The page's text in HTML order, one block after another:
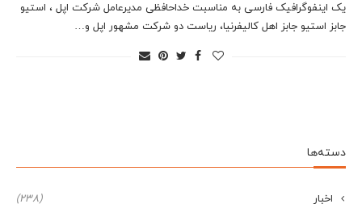
یک اینفوگرافیک فارسی به مناسبت خداحافظی مدیرعامل شرکت اپل ، استیو
جابز استيو جابز اهل كاليفرنيا، رياست دو شركت مشهور اپل و…
دسته‌ها
اخبار (238)